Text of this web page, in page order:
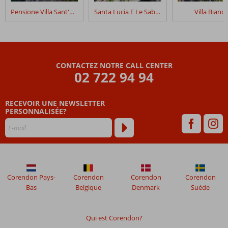
Hotel
de
48
sont
affichés
afin
de
Pensione Villa Sant'Antonio Santa Lucia E Le Sabbie D’Oro Villa Bianca
CONTACTEZ NOTRE CALL CENTER
02 722 94 94
RECEVOIR UNE NEWSLETTER
PERSONNALISÉE?
Qui est Corendon?
Corendon Pays-
Bas
Corendon
Belgique
Corendon
Denmark
Corendon
Suède